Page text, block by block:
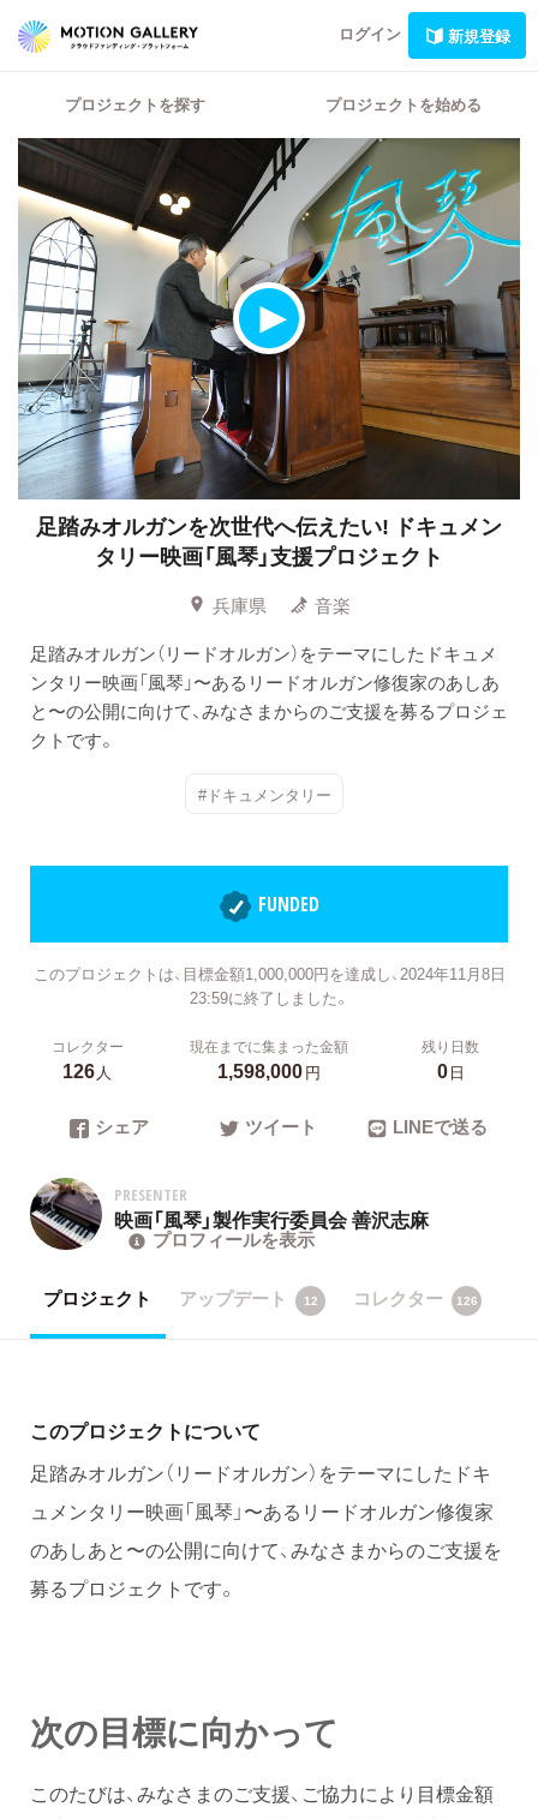
ログイン 新規登録
プロジェクトを探す プロジェクトを始める
足踏みオルガンを次世代へ伝えたい! ドキュメン
タリー映画「風琴」支援プロジェクト
兵庫県
音楽
足踏みオルガン（リードオルガン）をテーマにしたドキュメ
ンタリー映画「風琴」〜あるリードオルガン修復家のあしあ
と〜の公開に向けて、みなさまからのご支援を募るプロジェ
クトです。
#ドキュメンタリー
FUNDED
このプロジェクトは、目標金額1,000,000円を達成し、2024年11月8日
23:59に終了しました。
コレクター
126人
現在までに集まった金額
1,598,000円
残り日数
0日
シェア ツイート LINEで送る
PRESENTER
映画「風琴」製作実行委員会 善沢志麻
プロフィールを表示
プロジェクト アップデート 12 コレクター 126
このプロジェクトについて
足踏みオルガン（リードオルガン）をテーマにしたドキ
ュメンタリー映画「風琴」〜あるリードオルガン修復家
のあしあと〜の公開に向けて、みなさまからのご支援を
募るプロジェクトです。
次の目標に向かって
このたびは、みなさまのご支援、ご協力により目標金額